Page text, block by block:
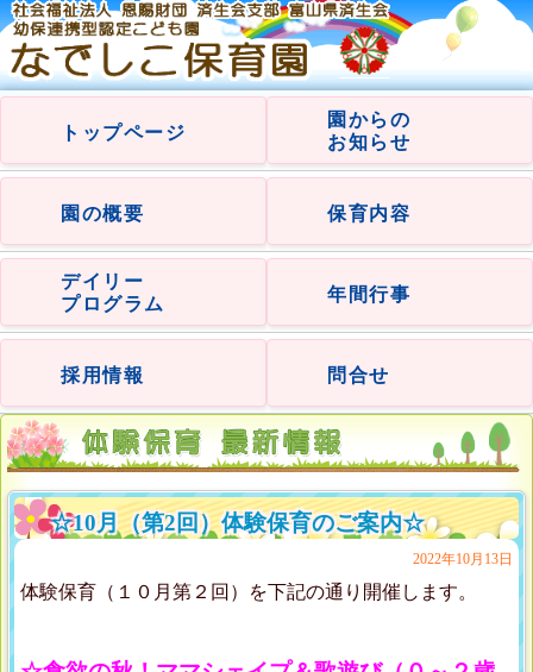
トップページ
園からの
お知らせ
園の概要 保育内容
デイリー
プログラム
年間行事
採用情報 問合せ
☆10月（第2回）体験保育のご案内☆
2022年10月13日
体験保育（１０月第２回）を下記の通り開催します。